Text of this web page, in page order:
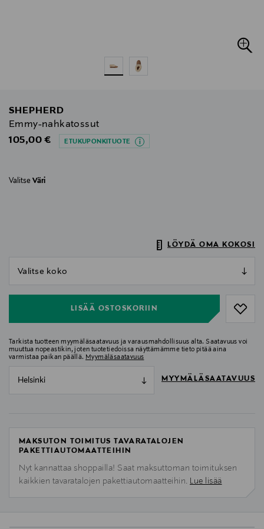
SHEPHERD
Emmy-nahkatossut
Original Price
105,00 € ETUKUPONKITUOTE
Valitse Väri
LÖYDÄ OMA KOKOSI
LISÄÄ OSTOSKORIIN
Tarkista tuotteen myymäläsaatavuus ja varausmahdollisuus alta. Saatavuus voi
muuttua nopeastikin, joten tuotetiedoissa näyttämämme tieto pitää aina
varmistaa paikan päällä. Myymäläsaatavuus
Helsinki MYYMÄLÄSAATAVUUS
MAKSUTON TOIMITUS TAVARATALOJEN
PAKETTIAUTOMAATTEIHIN
Nyt kannattaa shoppailla! Saat maksuttoman toimituksen
kaikkien tavaratalojen pakettiautomaatteihin. Lue lisää